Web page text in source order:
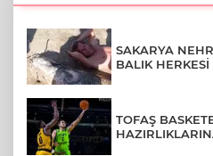
SAKARYA
BALIK HERKESİ
TOFAŞ